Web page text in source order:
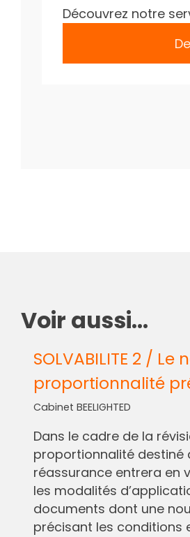
Découvrez notre
Voir aussi...
SOLVABILITE 2 /
proportionnalité
Cabinet BEELIGHTED
Dans le cadre de la
proportionnalité destiné
réassurance entrera en
les modalités
documents dont une
précisant les conditions